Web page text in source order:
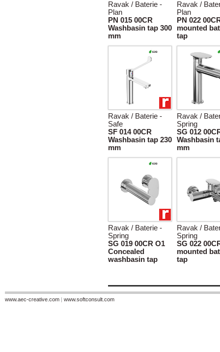
Ravak / Baterie -
Plan
PN 015 00CR
Washbasin tap 300
mm
Ravak /
Plan
PN 022
mounted
tap
Ravak / Baterie -
Safe
SF 014 00CR
Washbasin tap 230
mm
Ravak /
Spring
SG 012
Washbasin
mm
Ravak / Baterie -
Spring
SG 019 00CR O1
Concealed
washbasin tap
Ravak /
Spring
SG 022
mounted
tap
www.aec-creative.com | www.softconsult.com